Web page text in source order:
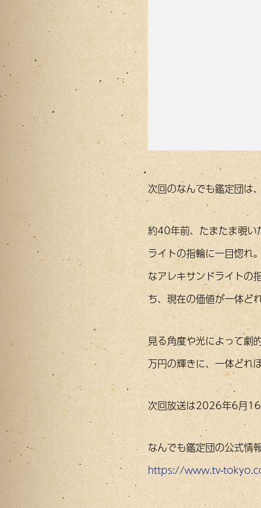
次回のなんでも鑑定団は
約40年前、たまたま覗い
ライトの指輪に一目惚れ
なアレキサンドライトの
ち、現在の価値が一体ど
見る角度や光によって劇
万円の輝きに、一体どれ
次回放送は2026年6月16
なんでも鑑定団の公式情
https://www.tv-